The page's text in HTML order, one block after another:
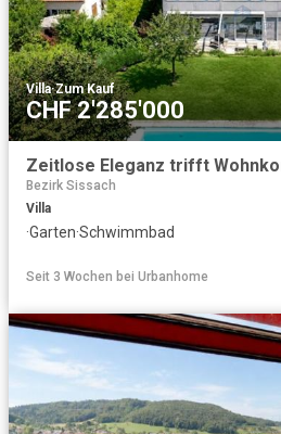
Villa·Zum Kauf
CHF 2'285'000
Bezirk Sissach
Villa
·Garten·Schwimmbad
Seit 3 Wochen bei Urbanhome